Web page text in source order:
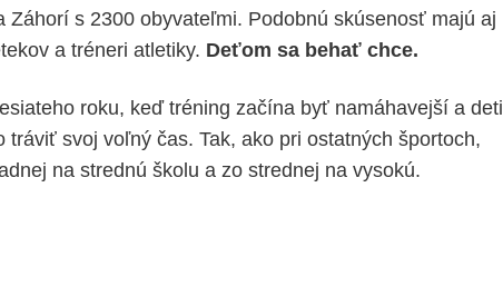
Záhorí s 2300 obyvateľmi. Podobnú skúsenosť majú aj
a tréneri atletiky. Deťom sa behať chce.
roku, keď tréning začína byť namáhavejší a deti
tráviť svoj voľný čas. Tak, ako pri ostatných športoch,
na strednú školu a zo strednej na vysokú.